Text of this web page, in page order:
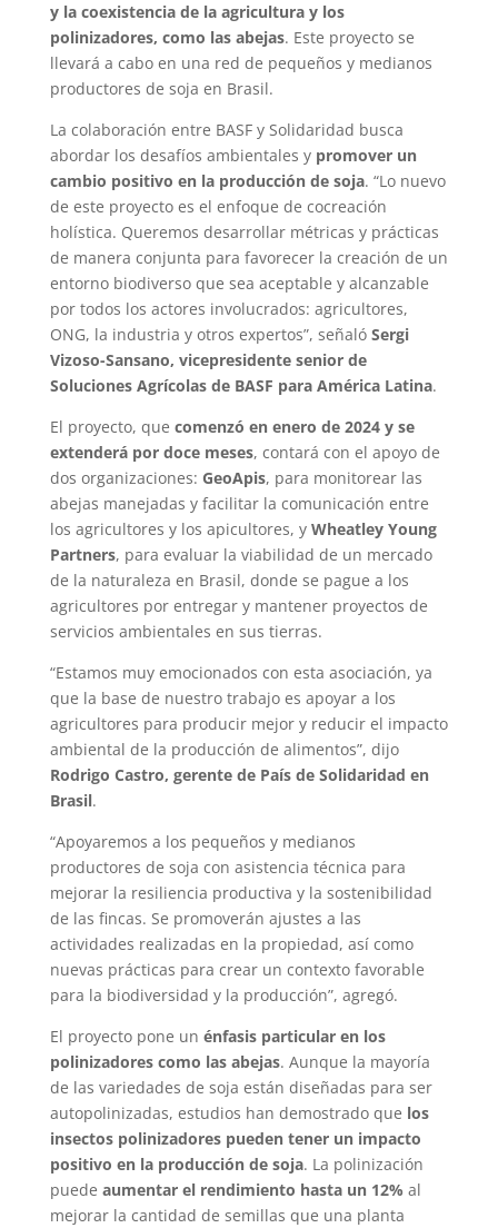
y la coexistencia de la agricultura y los
polinizadores, como las abejas. Este proyecto se
llevará a cabo en una red de pequeños y medianos
productores de soja en Brasil.
La colaboración entre BASF y Solidaridad busca
abordar los desafíos ambientales y promover un
cambio positivo en la producción de soja. “Lo nuevo
de este proyecto es el enfoque de cocreación
holística. Queremos desarrollar métricas y prácticas
de manera conjunta para favorecer la creación de un
entorno biodiverso que sea aceptable y alcanzable
por todos los actores involucrados: agricultores,
ONG, la industria y otros expertos”, señaló Sergi
Vizoso-Sansano, vicepresidente senior de
Soluciones Agrícolas de BASF para América Latina.
El proyecto, que comenzó en enero de 2024 y se
extenderá por doce meses, contará con el apoyo de
dos organizaciones: GeoApis, para monitorear las
abejas manejadas y facilitar la comunicación entre
los agricultores y los apicultores, y Wheatley Young
Partners, para evaluar la viabilidad de un mercado
de la naturaleza en Brasil, donde se pague a los
agricultores por entregar y mantener proyectos de
servicios ambientales en sus tierras.
“Estamos muy emocionados con esta asociación, ya
que la base de nuestro trabajo es apoyar a los
agricultores para producir mejor y reducir el impacto
ambiental de la producción de alimentos”, dijo
Rodrigo Castro, gerente de País de Solidaridad en
Brasil.
“Apoyaremos a los pequeños y medianos
productores de soja con asistencia técnica para
mejorar la resiliencia productiva y la sostenibilidad
de las fincas. Se promoverán ajustes a las
actividades realizadas en la propiedad, así como
nuevas prácticas para crear un contexto favorable
para la biodiversidad y la producción”, agregó.
El proyecto pone un énfasis particular en los
polinizadores como las abejas. Aunque la mayoría
de las variedades de soja están diseñadas para ser
autopolinizadas, estudios han demostrado que los
insectos polinizadores pueden tener un impacto
positivo en la producción de soja. La polinización
puede aumentar el rendimiento hasta un 12% al
mejorar la cantidad de semillas que una planta